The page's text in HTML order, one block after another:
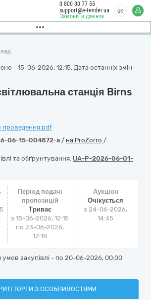
Замовити дзвінок
0 800 30 77 55
support@e-tender.ua
UK
- 15-06-2026, 12:15. Дата останніх змін -
станція Birns
06-15-004872-a / на ProZorro /
та обґрунтування: UA-P-2026-06-01-
Період подачі
пропозицій
Триває
з 15-06-2026, 12:15
по 23-06-2026,
12:18
Аукціон
Очікується
з24-06-2026,
14:45
закупівлі - по 20-06-2026, 00:00
ТОРГИ З ОСОБЛИВОСТЯМИ